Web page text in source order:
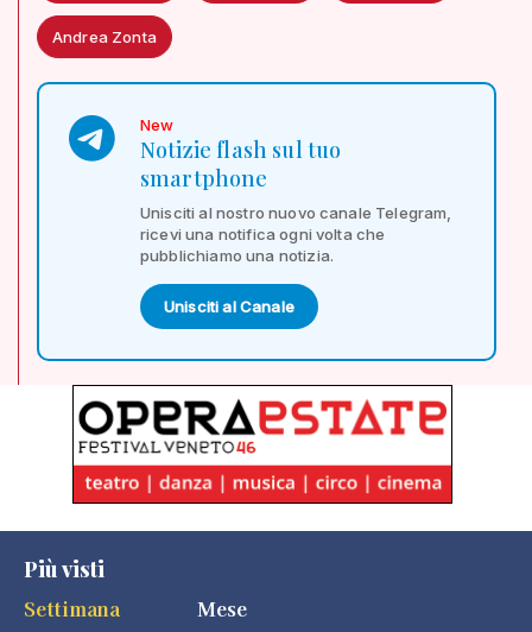
Andrea Zonta
New
Notizie flash sul tuo
smartphone
Unisciti al nostro nuovo canale Telegram,
ricevi una notifica ogni volta che
pubblichiamo una notizia.
Unisciti al Canale
Più visti
Settimana
Mese